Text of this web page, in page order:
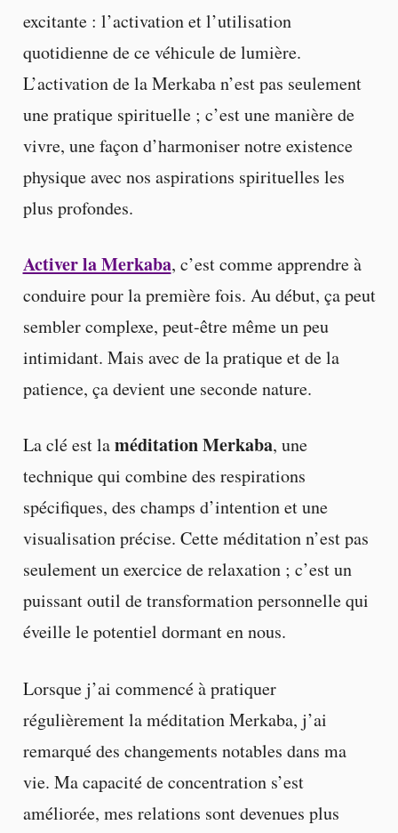
excitante : l’activation et l’utilisation
quotidienne de ce véhicule de lumière.
L’activation de la Merkaba n’est pas seulement
une pratique spirituelle ; c’est une manière de
vivre, une façon d’harmoniser notre existence
physique avec nos aspirations spirituelles les
plus profondes.
Activer la Merkaba, c’est comme apprendre à
conduire pour la première fois. Au début, ça peut
sembler complexe, peut-être même un peu
intimidant. Mais avec de la pratique et de la
patience, ça devient une seconde nature.
La clé est laméditation Merkaba, une
technique qui combine des respirations
spécifiques, des champs d’intention et une
visualisation précise. Cette méditation n’est pas
seulement un exercice de relaxation ; c’est un
puissant outil de transformation personnelle qui
éveille le potentiel dormant en nous.
Lorsque j’ai commencé à pratiquer
régulièrement la méditation Merkaba, j’ai
remarqué des changements notables dans ma
vie. Ma capacité de concentration s’est
améliorée, mes relations sont devenues plus